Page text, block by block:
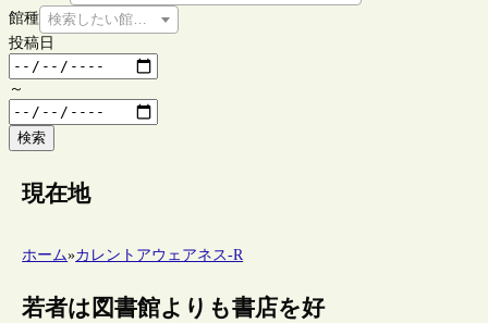
館種 検索したい館種を選択してください
投稿日
～
検索
現在地
ホーム»カレントアウェアネス-R
若者は図書館よりも書店を好